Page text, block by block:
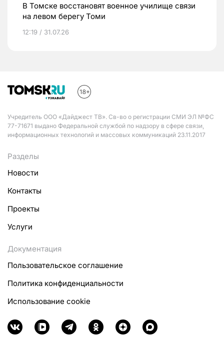
В Томске восстановят военное училище связи
на левом берегу Томи
12:19 / 31.07.26
Учредитель ООО «Дайджест ТВ». Св-во о регистрации СМИ ЭЛ №ФС
77-71671 выдано Федеральной службой по надзору в сфере связи,
информационных технологий и массовых коммуникаций 23.11.2017
Разделы
Новости
Контакты
Проекты
Услуги
Документация
Пользовательское соглашение
Политика конфиденциальности
Использование cookie